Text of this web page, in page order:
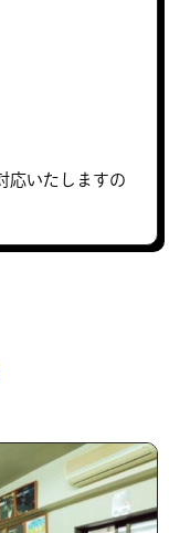
応いたしますの